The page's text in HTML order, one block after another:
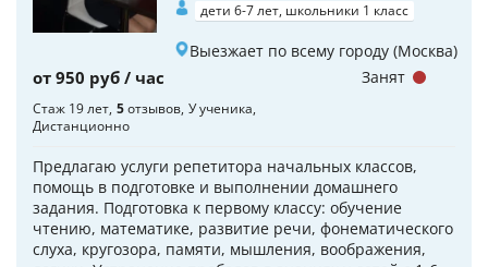
дети 6-7 лет, школьники 1 класс
Выезжает по всему городу (Москва)
от 950 руб / час
Стаж 19 лет 5отзывов У ученика
Дистанционно
Предлагаю услуги репетитора начальных классов,
помощь в подготовке и выполнении домашнего
задания. Подготовка к первому классу: обучение
чтению, математике, развитие речи, фонематического
слуха, кругозора, памяти, мышления, воображения,
Занят